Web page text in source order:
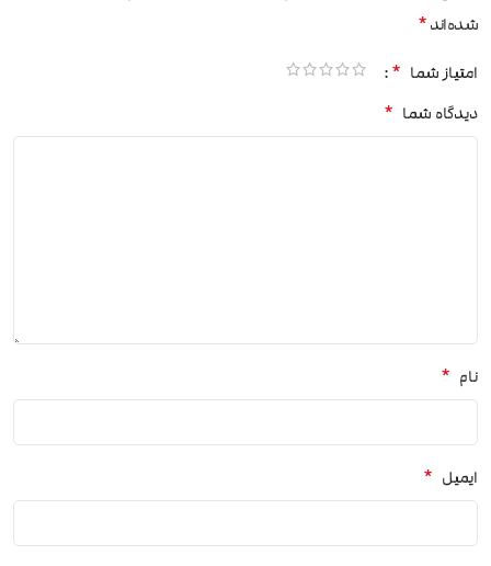
شده‌اند*
امتیاز شما *
دیدگاه شما *
نام *
ایمیل *